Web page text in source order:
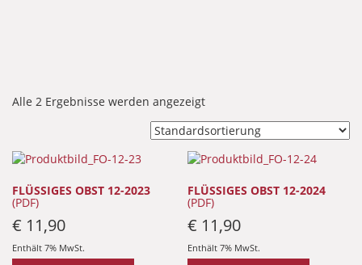
Alle 2 Ergebnisse werden angezeigt
FLÜSSIGES OBST 12-2023
(PDF)
€ 11,90
Enthält 7% MwSt.
FLÜSSIGES OBST 12-2024
(PDF)
€ 11,90
Enthält 7% MwSt.